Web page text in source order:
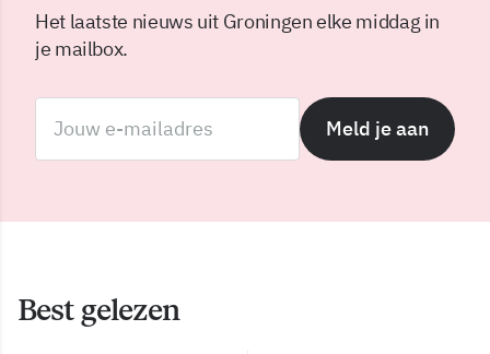
Het laatste nieuws uit Groningen elke middag in
je mailbox.
Meld je aan
Best gelezen